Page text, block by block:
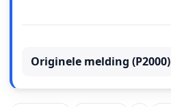
Originele melding (P2000)